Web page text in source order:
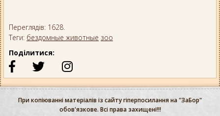
Переглядів: 1628.
Теги: бездомные животные зоо
Поділитися:
При копіюванні матеріалів із сайту гіперпосилання на "ЗаБор"
обов'язкове. Всі права захищені!!!